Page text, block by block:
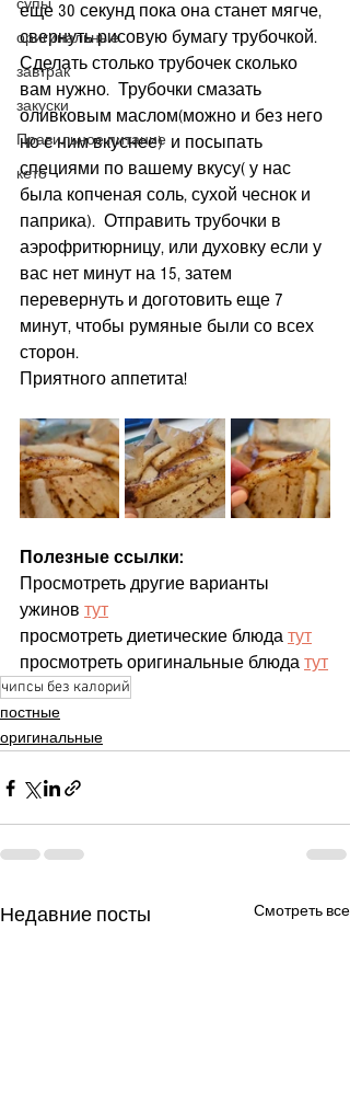
супы
оригинальные
завтрак
закуски
Правильное питание
кето
еще 30 секунд пока она станет мягче,
свернуть рисовую бумагу трубочкой.
Сделать столько трубочек сколько
вам нужно.  Трубочки смазать
оливковым маслом(можно и без него
но с ним вкуснее)  и посыпать
специями по вашему вкусу( у нас
была копченая соль, сухой чеснок и
паприка).  Отправить трубочки в
аэрофритюрницу, или духовку если у
вас нет минут на 15, затем
перевернуть и доготовить еще 7
минут, чтобы румяные были со всех
сторон.
Приятного аппетита!
Полезные ссылки:
Просмотреть другие варианты
ужинов тут
просмотреть диетические блюда тут
просмотреть оригинальные блюда тут
чипсы без калорий
постные
оригинальные
Недавние посты Смотреть все